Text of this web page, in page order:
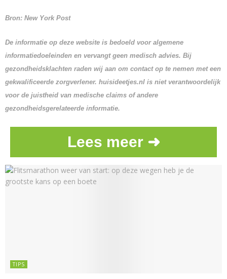
Bron: New York Post
De informatie op deze website is bedoeld voor algemene
informatiedoeleinden en vervangt geen medisch advies. Bij
gezondheidsklachten raden wij aan om contact op te nemen met een
gekwalificeerde zorgverlener. huisideetjes.nl is niet verantwoordelijk
voor de juistheid van medische claims of andere
gezondheidsgerelateerde informatie.
Lees meer ➜
TIPS